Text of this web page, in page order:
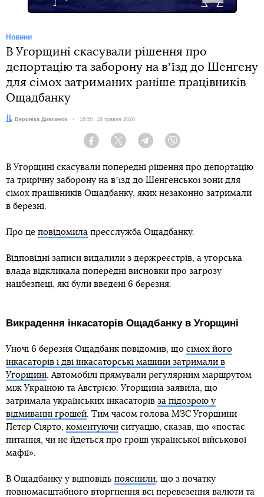
Новини
В Угорщині скасували рішення про
депортацію та заборону на вʼїзд до Шенгену
для сімох затриманих раніше працівників
Ощадбанку
Автор:Вероніка Довганюк Дата:
16:50, 18 травня 2026
Facebook Twitter Telegram
В Угорщині скасували попередні рішення про депортацію
та трирічну заборону на вʼїзд до Шенгенської зони для
сімох працівників Ощадбанку, яких незаконно затримали
в березні.
Про це повідомила пресслужба Ощадбанку.
Відповідні записи видалили з держреєстрів, а угорська
влада відкликала попередні висновки про загрозу
нацбезпеці, які були введені 6 березня.
Викрадення інкасаторів Ощадбанку в Угорщині
Уночі 6 березня Ощадбанк повідомив, що сімох його
інкасаторів і дві інкасаторські машини затримали в
Угорщині. Автомобілі прямували регулярним маршрутом
між Україною та Австрією. Угорщина заявила, що
затримала українських інкасаторів за підозрою у
відмиванні грошей. Тим часом голова МЗС Угорщини
Петер Сіярто, коментуючи ситуацію, сказав, що «постає
питання, чи не йдеться про гроші української військової
мафії».
В Ощадбанку у відповідь пояснили, що з початку
повномасштабного вторгнення всі перевезення валюти та